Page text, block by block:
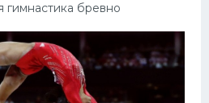
гимнастика бревно